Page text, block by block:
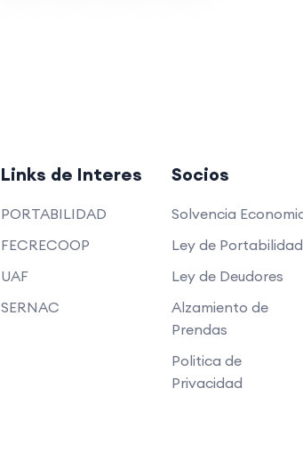
Links de Interes
PORTABILIDAD
FECRECOOP
UAF
SERNAC
Socios
Solvencia
Ley de Portabilidad
Ley de Deudores
Alzamiento de
Prendas
Politica de
Privacidad